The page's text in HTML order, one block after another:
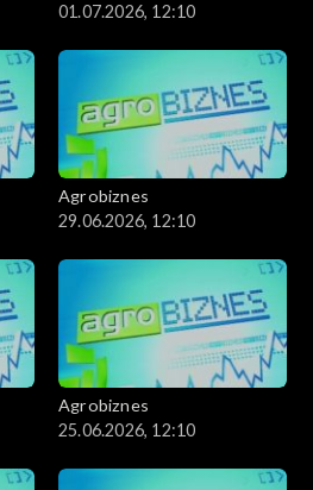
01.07.2026, 12:10
Agrobiznes
29.06.2026, 12:10
Agrobiznes
25.06.2026, 12:10